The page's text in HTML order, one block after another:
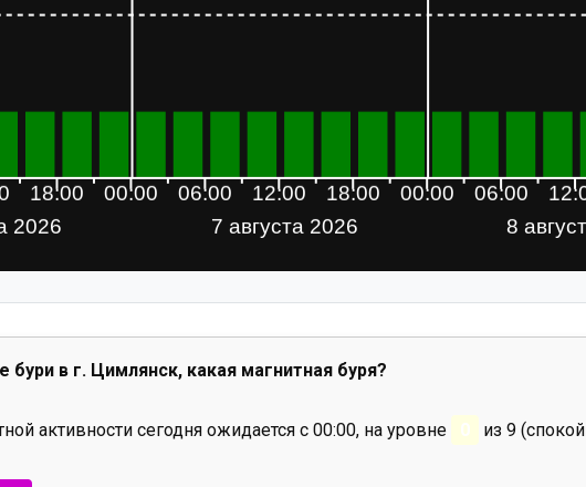
бури в г. Цимлянск, какая магнитная буря?
активности сегодня ожидается с 00:00, на уровне 0 из 9